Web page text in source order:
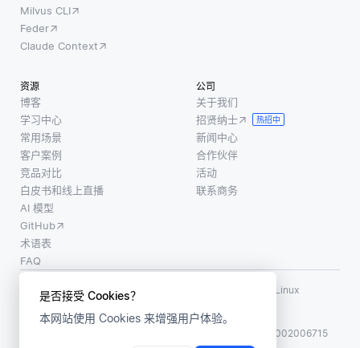
是否接受 Cookies？
本网站使用 Cookies 来增强用户体验。
Milvus CLI
Feder
Claude Context
资源
博客
学习中心
常用场景
客户案例
竞品对比
白皮书和线上直播
AI 模型
GitHub
术语表
FAQ
公司
关于我们
招贤纳士
热招中
新闻中心
合作伙伴
活动
联系商务
使用条款
LF AI、LF AI & Data、Milvus，以及相关的开源项目名称为 Linux
Foundation 所有商标
版权所有 ©2026 上海赜睿信息科技有限公司保留所有权利
沪公网安备31011002006715